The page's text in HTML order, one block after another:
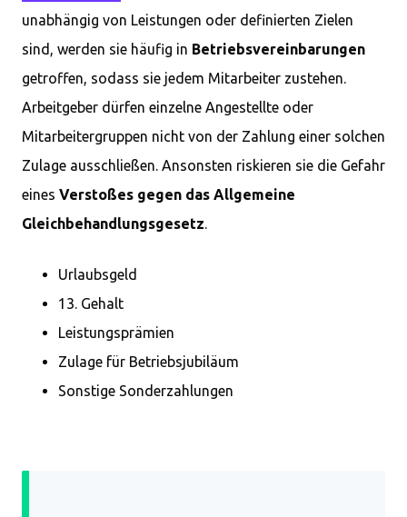
unabhängig von Leistungen oder definierten Zielen
sind, werden sie häufig in Betriebsvereinbarungen
getroffen, sodass sie jedem Mitarbeiter zustehen.
Arbeitgeber dürfen einzelne Angestellte oder
Mitarbeitergruppen nicht von der Zahlung einer solchen
Zulage ausschließen. Ansonsten riskieren sie die Gefahr
eines Verstoßes gegen das Allgemeine
Gleichbehandlungsgesetz.
Urlaubsgeld
13. Gehalt
Leistungsprämien
Zulage für Betriebsjubiläum
Sonstige Sonderzahlungen